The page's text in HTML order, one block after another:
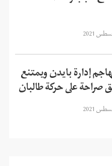
إدارة بايدن ويمتنع
صراحة على حركة طالبان